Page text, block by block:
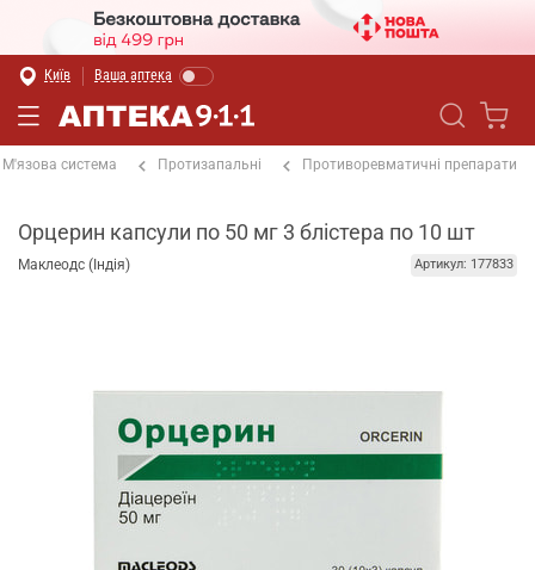
Київ Ваша аптека
М'язова система Протизапальні Противоревматичні препарати
Орцерин капсули по 50 мг 3 блістера по 10 шт
Маклеодс (Індія) Артикул: 177833